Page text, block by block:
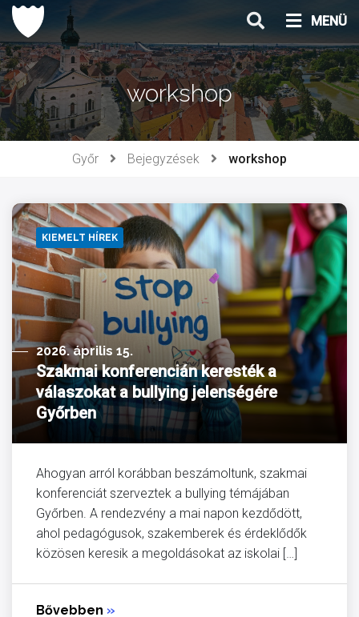
Ugrás
tartalomhoz
MENÜ
workshop
Győr Bejegyzések workshop
KIEMELT HÍREK
2026. április 15.
Szakmai konferencián keresték a
válaszokat a bullying jelenségére
Győrben
Ahogyan arról korábban beszámoltunk, szakmai
konferenciát szerveztek a bullying témájában
Győrben. A rendezvény a mai napon kezdődött,
ahol pedagógusok, szakemberek és érdeklődők
közösen keresik a megoldásokat az iskolai […]
Bővebben »